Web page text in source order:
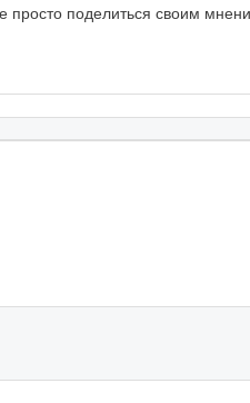
поделиться своим